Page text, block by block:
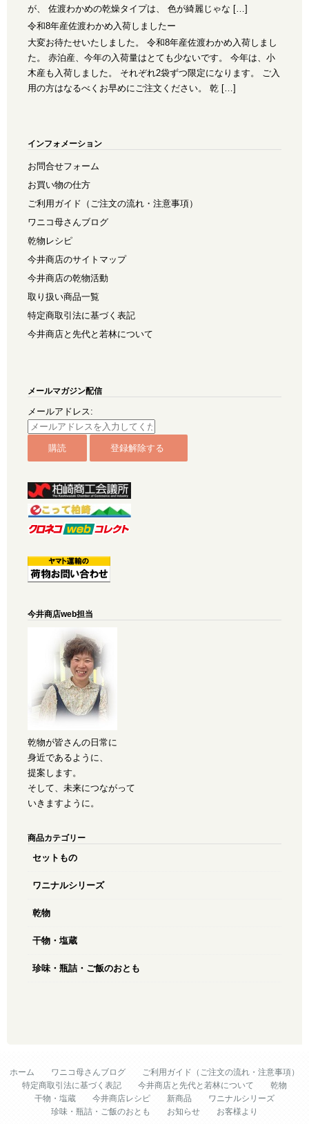
が、 佐渡わかめの乾燥タイプは、 色が綺麗じゃな […]
令和8年産佐渡わかめ入荷しましたー
大変お待たせいたしました。 令和8年産佐渡わかめ入荷しまし
た。 赤泊産、今年の入荷量はとても少ないです。 今年は、小
木産も入荷しました。 それぞれ2袋ずつ限定になります。 ご入
用の方はなるべくお早めにご注文ください。 乾 […]
インフォメーション
お問合せフォーム
お買い物の仕方
ご利用ガイド（ご注文の流れ・注意事項）
ワニコ母さんブログ
乾物レシピ
今井商店のサイトマップ
今井商店の乾物活動
取り扱い商品一覧
特定商取引法に基づく表記
今井商店と先代と若林について
メールマガジン配信
メールアドレス:
今井商店web担当
乾物が皆さんの日常に
身近であるように、
提案します。
そして、未来につながって
いきますように。
商品カテゴリー
セットもの
ワニナルシリーズ
乾物
干物・塩蔵
珍味・瓶詰・ご飯のおとも
ホーム ワニコ母さんブログ
ご利用ガイド（ご注文の流れ・注意事項）
特定商取引法に基づく表記
今井商店と先代と若林について
乾物
干物・塩蔵
今井商店レシピ 新商品
ワニナルシリーズ
珍味・瓶詰・ご飯のおとも
お知らせ お客様より